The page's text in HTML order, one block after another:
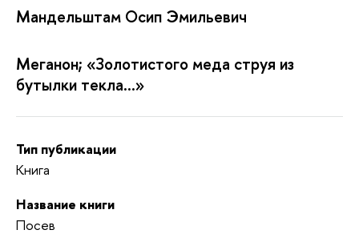
Мандельштам Осип Эмильевич
Меганон; «Золотистого меда струя из
бутылки текла...»
Тип публикации
Книга
Название книги
Посев